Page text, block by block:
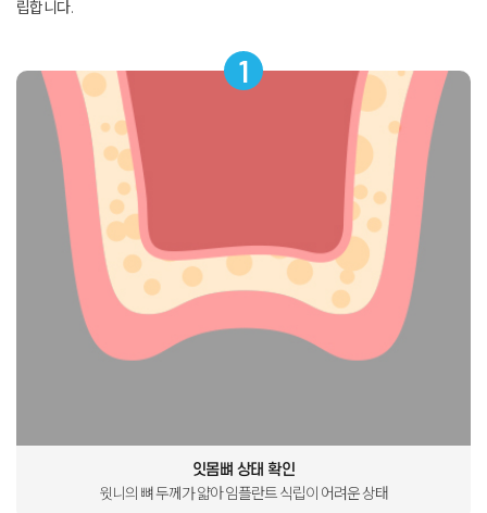
립합니다.
1
잇몸뼈 상태 확인
윗니의 뼈 두께가 얇아 임플란트 식립이 어려운 상태